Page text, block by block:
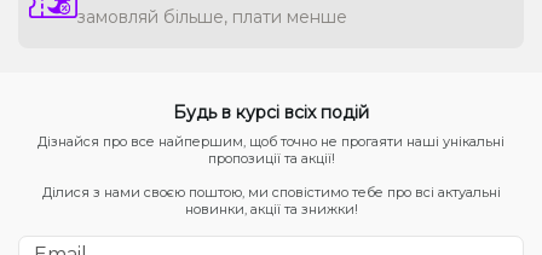
замовляй більше, плати менше
Будь в курсі всіх подій
Дізнайся про все найпершим, щоб точно не прогаяти наші унікальні
пропозиції та акції!
Ділися з нами своєю поштою, ми сповістимо тебе про всі актуальні
новинки, акції та знижки!